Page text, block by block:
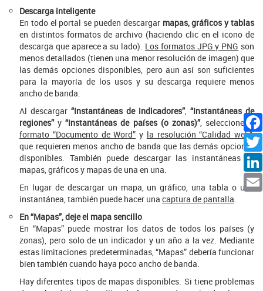
Descarga inteligente
En todo el portal se pueden descargar mapas, gráficos y tablas
en distintos formatos de archivo (haciendo clic en el icono de
descarga que aparece a su lado). Los formatos JPG y PNG son
menos detallados (tienen una menor resolución de imagen) que
las demás opciones disponibles, pero aun así son suficientes
para la mayoría de los usos y su descarga requiere menos
ancho de banda.
Al descargar “Instantáneas de indicadores”, “Instantáneas de
regiones”y“Instantáneas de países (o zonas)”, seleccione el
formato “Documento de Word” y la resolución “Calidad web”,
que requieren menos ancho de banda que las demás opciones
disponibles. También puede descargar las instantáneas de
mapas, gráficos y mapas de una en una.
En lugar de descargar un mapa, un gráfico, una tabla o una
instantánea, también puede hacer una captura de pantalla.
En “Mapas”, deje el mapa sencillo
En “Mapas” puede mostrar los datos de todos los países (y
zonas), pero solo de un indicador y un año a la vez. Mediante
estas limitaciones predeterminadas, “Mapas” debería funcionar
bien también cuando haya poco ancho de banda.
Hay diferentes tipos de mapas disponibles. Si tiene problemas